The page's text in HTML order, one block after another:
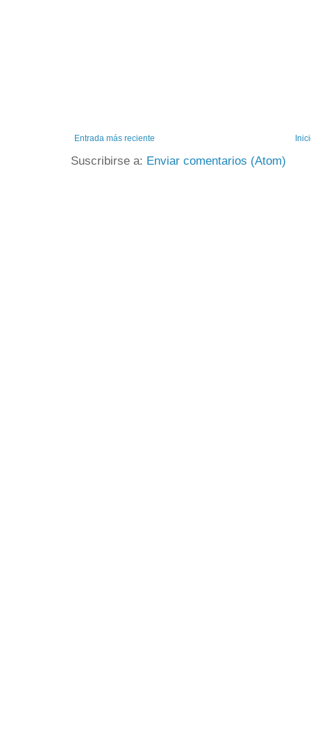
Entrada más reciente
Suscribirse a: Enviar comentarios (Atom)